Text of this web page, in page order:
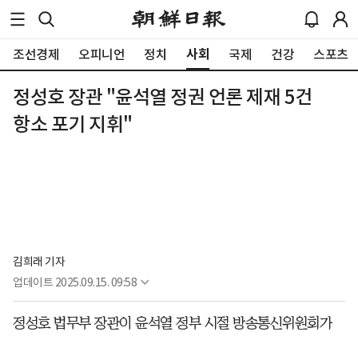
조선경제 오피니언 정치 사회 국제 건강 스포츠
정성호 장관 "윤석열 정권 언론 제재 5건
항소 포기 지휘"
김희래 기자
업데이트 2025.09.15. 09:58
정성호 법무부 장관이 윤석열 정부 시절 방송통신위원회가